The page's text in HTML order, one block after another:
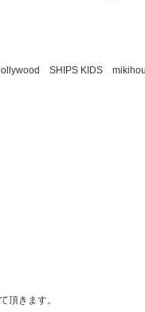
SHIPS KIDS
頂きます。